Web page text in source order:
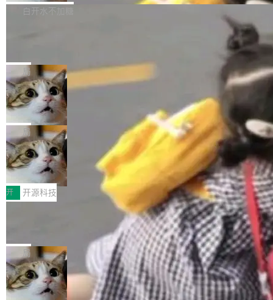
社区爱好者提供了高效跟踪新版本的思路。
他可以全职维护 libexpat 了，最长 6 个月。发
库之一。你的操作系统、浏览器、无数的基础设
施软件，很可能都在用它。而过去十年，维护它
的人一直在用业余...
下： New Smart Window 包含多项增强功能：
gi?id=2019042">Bug&nbsp;2019042</a>）</l
i> <li>现在，助手可以直接使用 Exa 的网络搜索
结果回答问题，而无需将问题转交给搜索引擎。
（<a href="https://bugzilla.mozilla.org/show_
bug.cgi?id=204...
白开水不加糖
的 npm 包。项目的核心论点是：容器不适合 Ag
ent 计算。真正适合的，是 Isolate。 Cloudflare
工程师在这件事上没什么可谦虚的——他们用 W
orkers 跑了十年 Isolate。用 CEO Matthew Pri
nce 的话说：「我们一生都在用 Isolate 运行代
码，而 AI Agent 不需要容器，它们需要的是 Iso
late。」 容器为什么不合适 容器的问题在于启动
和销毁都太重了。一个 Agent 要执行的任务可能
只需要几毫秒的 CPU 时间，但容器从冷启动到
就绪要花数秒。如果未来有十...
局
OpenAI 公开邮件和聊天记录回应苹果
诉讼，称“Apple is getting this wron
g”
上个月，苹果一纸诉状把 OpenAI 告上法庭，指
控其挖角苹果前员工并窃取商业秘密。苹果的诉
状把 OpenAI 描述成一个系统性地从前东家挖
人、套取机密信息的对手。 OpenAI 没发律师
函，也没选择庭外沉默。它在官网贴了一篇博
文，标题只有六个字：Apple is getting this wro
ng。 然后，它把邮件往来和 iMessage 聊天记
录全贴了出来。 他发错人了 苹果外部律师 Gabr
iel Gross 来自 Weil 律所，2 月 23 日下午 5:53
给 OpenAI 总法律顾问 Che Chang 发了封邮
件，附了一封长信，要求 OpenAI 配合调查前苹
果员工带走机密信...
局
HUAWEI MatePad Edge上架WorkBu
ddy鸿蒙PC版，说话就能干活的AI办公
搭子
全能AI工作台WorkBuddy鸿蒙PC版上架HUAWE
I MatePad Edge应用市场，直接下载即可使
用，与鸿蒙电脑上的体验一致。值得一提的是，
这是目前市面上唯一支持平板接入WorkBuddy P
C版的产品，搭载“人机双写”重磅功能——你写
你的，AI写AI的，同屏协作互不干扰。一句话让
AI帮你干活，现在开启全新体验！ 温馨提示：
体验WorkBuddy鸿蒙PC版前，请将 HUAWEI M
atePad Edge 升级至 HarmonyOS 6.1.0.135S
开 开源科技
FFmpeg 9.0 发布：代号“Lei”，以此纪
全球知名开源多媒体框架 FFmpeg 今天正式发
布了 9.0 版本。这个版本除了带来新一代音视频
处理能力和硬件加速支持之外，还有一个特殊之
处：FFmpeg 9.0 的代号是“Lei”。 这个名字，
来自中国开发者雷霄骅（Lei Xiaohua）。 对于
局
亚马逊成本失控：AI 写代码烧掉 1215
万元，超预算 860%
外媒近日曝光了亚马逊的多份内部报告显示，AI